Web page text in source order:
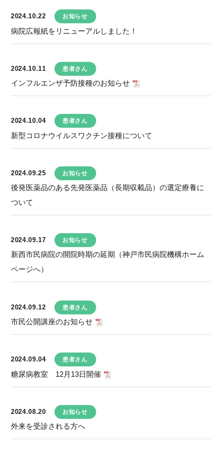
2024.10.22 お知らせ
病院広報紙をリニューアルしました！
2024.10.11 患者さん
インフルエンザ予防接種のお知らせ
2024.10.04 患者さん
新型コロナウイルスワクチン接種について
2024.09.25 お知らせ
後発医薬品のある先発医薬品（長期収載品）の選定療養に
ついて
2024.09.17 お知らせ
新西市民病院の開院時期の延期（神戸市民病院機構ホーム
ページへ）
2024.09.12 患者さん
市民公開講座のお知らせ
2024.09.04 患者さん
糖尿病教室 12月13日開催
2024.08.20 お知らせ
外来を受診される方へ